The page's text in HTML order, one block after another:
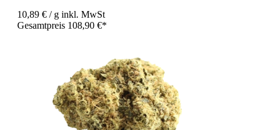
10,89 € / g inkl. MwSt
Gesamtpreis 108,90 €*